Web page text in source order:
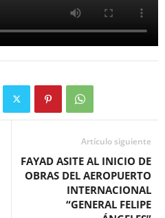
Artículo siguiente
FAYAD ASITE AL INICIO DE
OBRAS DEL AEROPUERTO
INTERNACIONAL
“GENERAL FELIPE